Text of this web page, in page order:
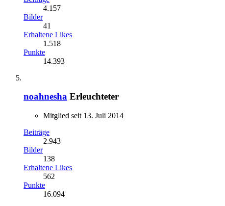
4.157
Bilder
41
Erhaltene Likes
1.518
Punkte
14.393
noahnesha Erleuchteter
Mitglied seit 13. Juli 2014
Beiträge
2.943
Bilder
138
Erhaltene Likes
562
Punkte
16.094